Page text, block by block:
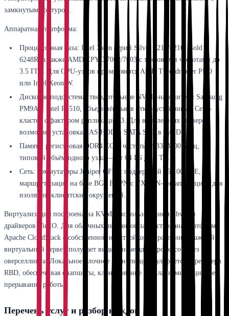
замкнутым контуром.
Аппаратная платформа:
Процессорная база: Intel Xeon серий Silver 4214/4216, Gold
6248R, а также AMD EPYC 7002/7003 с тактовыми частотами до
3.5 ГГц. Для GPU-узлов применяются AMD Threadripper PRO
или Intel Xeon W.
Дисковая подсистема: твердотельные NVMe-накопители Samsung
PM9A3, Intel P5510, объединённые в отказоустойчивый Ceph-
кластер с фактором репликации 3. Для выделенных серверов
возможна установка SAS HDD и SATA SSD в RAID-10.
Память: регистровая DDR4 ECC, частоты 2933–3200 МГц,
типовой объём одного узла — от 64 ГБ до 1 ТБ.
Сеть: коммутаторы Juniper QFX с поддержкой 25/100 GbE,
маршрутизация на базе BGP EVPN с VXLAN-инкапсуляцией для
изоляции клиентских окружений.
Виртуализация построена на KVM с использованием libvirt и
драйверов VirtIO. Для облачных инстансов задействована платформа
Apache CloudStack с собственной надстройкой управления. Каждый
виртуальный сервер получает выделенные ядра процессора без
оверселлинга. Локальное блочное хранилище эмулируется через Ceph
RBD, обеспечивая снапшоты, клонирование и онлайн-миграцию без
прерывания работы.
Перечень услуг и разбор каждой